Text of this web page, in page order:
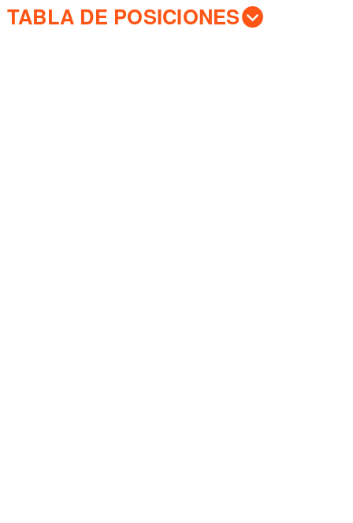
TABLA DE POSICIONES